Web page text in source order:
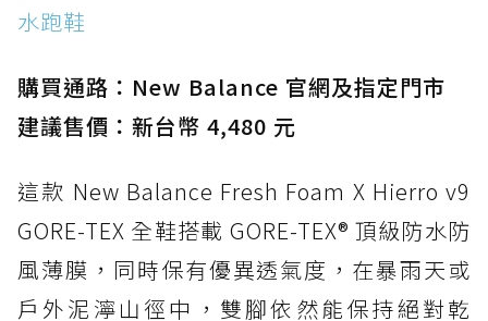
防水鞋推薦 15. Brooks Cascadia 19 GTX：注
水跑鞋
購買通路：New Balance 官網及指定門市
建議售價：新台幣 4,480 元
這款 New Balance Fresh Foam X Hierro v9
GORE-TEX 全鞋搭載 GORE-TEX® 頂級防水防
風薄膜，同時保有優異透氣度，在暴雨天或
戶外泥濘山徑中，雙腳依然能保持絕對乾